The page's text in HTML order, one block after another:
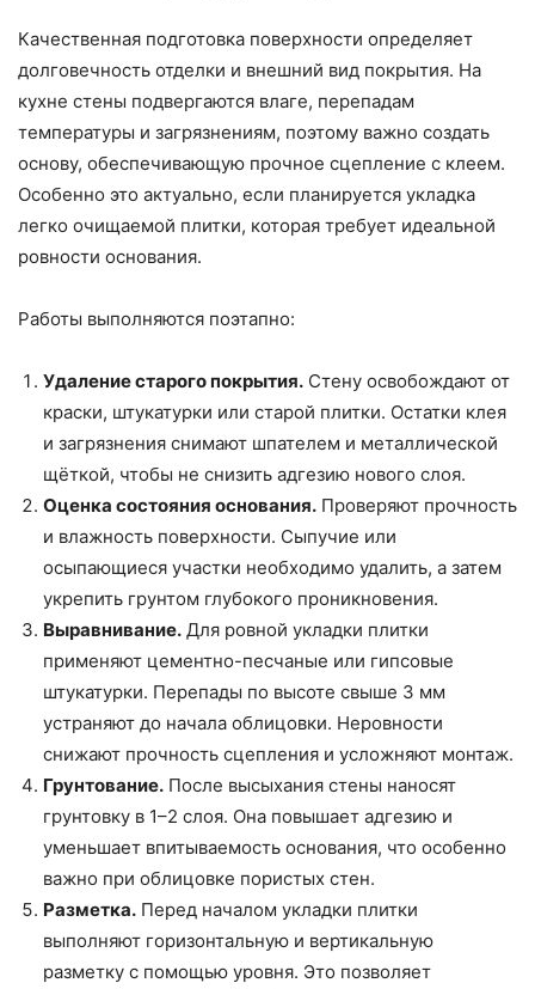
Качественная подготовка поверхности определяет
долговечность отделки и внешний вид покрытия. На
кухне стены подвергаются влаге, перепадам
температуры и загрязнениям, поэтому важно создать
основу, обеспечивающую прочное сцепление с клеем.
Особенно это актуально, если планируется укладка
легко очищаемой плитки, которая требует идеальной
ровности основания.
Работы выполняются поэтапно:
Удаление старого покрытия. Стену освобождают от
краски, штукатурки или старой плитки. Остатки клея
и загрязнения снимают шпателем и металлической
щёткой, чтобы не снизить адгезию нового слоя.
Оценка состояния основания. Проверяют прочность
и влажность поверхности. Сыпучие или
осыпающиеся участки необходимо удалить, а затем
укрепить грунтом глубокого проникновения.
Выравнивание. Для ровной укладки плитки
применяют цементно-песчаные или гипсовые
штукатурки. Перепады по высоте свыше 3 мм
устраняют до начала облицовки. Неровности
снижают прочность сцепления и усложняют монтаж.
Грунтование. После высыхания стены наносят
грунтовку в 1–2 слоя. Она повышает адгезию и
уменьшает впитываемость основания, что особенно
важно при облицовке пористых стен.
Разметка. Перед началом укладки плитки
выполняют горизонтальную и вертикальную
разметку с помощью уровня. Это позволяет